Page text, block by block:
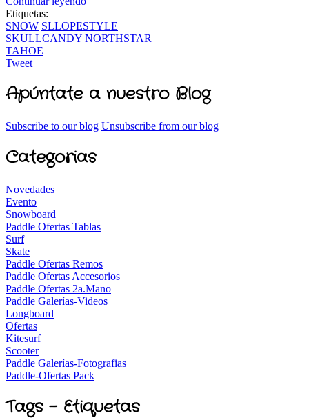
Etiquetas:
SNOW SLLOPESTYLE
SKULLCANDY NORTHSTAR
TAHOE
Tweet
Apúntate a nuestro Blog
Subscribe to our blog Unsubscribe from our blog
Categorias
Novedades
Evento
Snowboard
Paddle Ofertas Tablas
Surf
Skate
Paddle Ofertas Remos
Paddle Ofertas Accesorios
Paddle Ofertas 2a.Mano
Paddle Galerías-Videos
Longboard
Ofertas
Kitesurf
Scooter
Paddle Galerías-Fotografias
Paddle-Ofertas Pack
Tags - Etiquetas